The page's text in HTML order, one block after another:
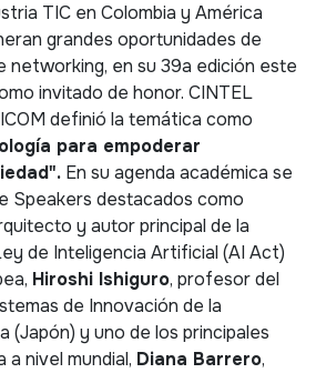
TIC en Colombia y América
grandes oportunidades de
networking, en su 39a edición este
invitado de honor. CINTEL
definió la temática como
para empoderar
En su agenda académica se
Speakers destacados como
y autor principal de la
de Inteligencia Artificial (AI Act)
Hiroshi Ishiguro, profesor del
de Innovación de la
(Japón) y uno de los principales
nivel mundial, Diana Barrero,